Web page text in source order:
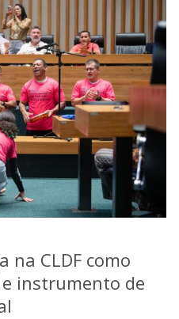
na CLDF como
instrumento de